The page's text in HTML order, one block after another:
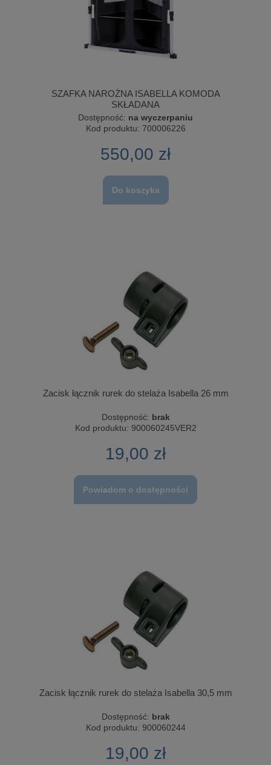
SZAFKA NAROŻNA ISABELLA KOMODA
SKŁADANA
Dostępność: na wyczerpaniu
Kod produktu: 700006226
550,00 zł
Do koszyka
Zacisk łącznik rurek do stelaża Isabella 26 mm
Dostępność: brak
Kod produktu: 900060245VER2
19,00 zł
Powiadom o dostępności
Zacisk łącznik rurek do stelaża Isabella 30,5 mm
Dostępność: brak
Kod produktu: 900060244
19,00 zł